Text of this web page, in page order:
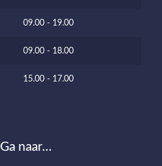
09.00 - 19.00
09.00 - 18.00
15.00 - 17.00
Ga naar…